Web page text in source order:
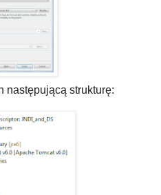
następującą strukturę: